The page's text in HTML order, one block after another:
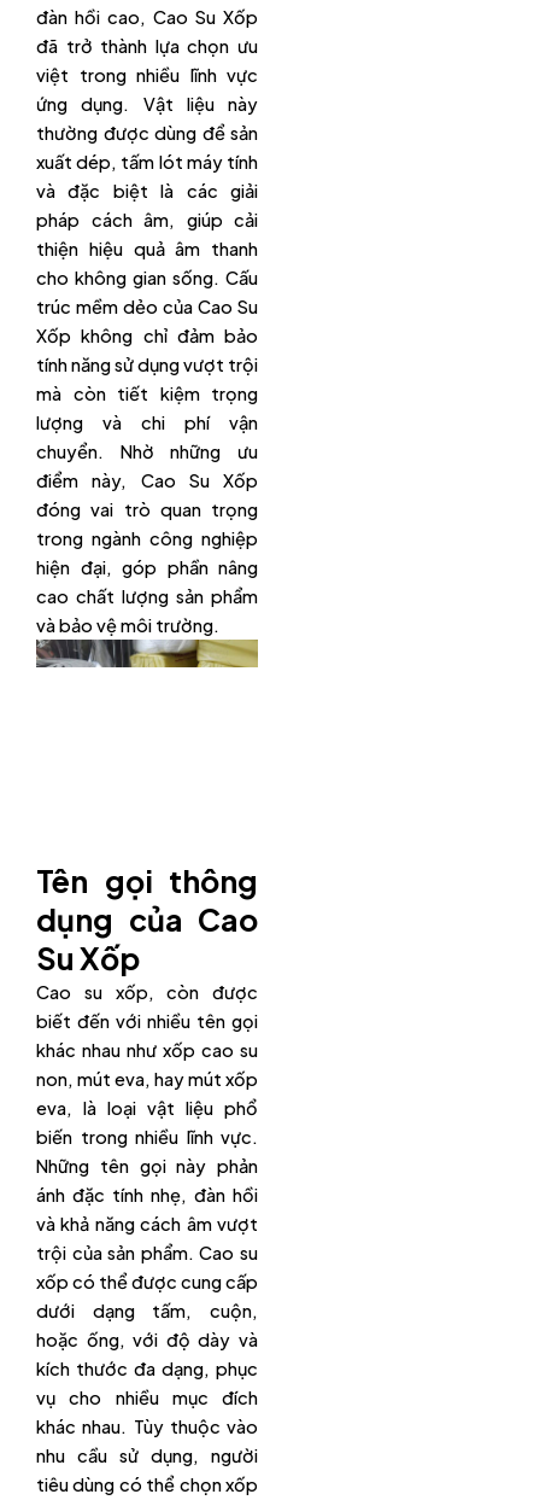
đàn hồi cao, Cao Su Xốp
đã trở thành lựa chọn ưu
việt trong nhiều lĩnh vực
ứng dụng. Vật liệu này
thường được dùng để sản
xuất dép, tấm lót máy tính
và đặc biệt là các giải
pháp cách âm, giúp cải
thiện hiệu quả âm thanh
cho không gian sống. Cấu
trúc mềm dẻo của Cao Su
Xốp không chỉ đảm bảo
tính năng sử dụng vượt trội
mà còn tiết kiệm trọng
lượng và chi phí vận
chuyển. Nhờ những ưu
điểm này, Cao Su Xốp
đóng vai trò quan trọng
trong ngành công nghiệp
hiện đại, góp phần nâng
cao chất lượng sản phẩm
và bảo vệ môi trường.
Tên gọi thông
dụng của Cao
Su Xốp
Cao su xốp, còn được
biết đến với nhiều tên gọi
khác nhau như xốp cao su
non, mút eva, hay mút xốp
eva, là loại vật liệu phổ
biến trong nhiều lĩnh vực.
Những tên gọi này phản
ánh đặc tính nhẹ, đàn hồi
và khả năng cách âm vượt
trội của sản phẩm. Cao su
xốp có thể được cung cấp
dưới dạng tấm, cuộn,
hoặc ống, với độ dày và
kích thước đa dạng, phục
vụ cho nhiều mục đích
khác nhau. Tùy thuộc vào
nhu cầu sử dụng, người
tiêu dùng có thể chọn xốp